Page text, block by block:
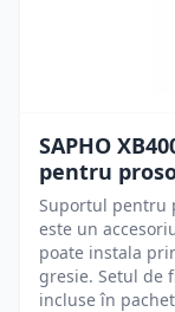
SAPHO
pentru
Suportul pentru
este un
poate instala
gresie. Setul de
incluse în